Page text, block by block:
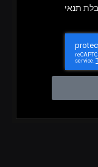
תנאי